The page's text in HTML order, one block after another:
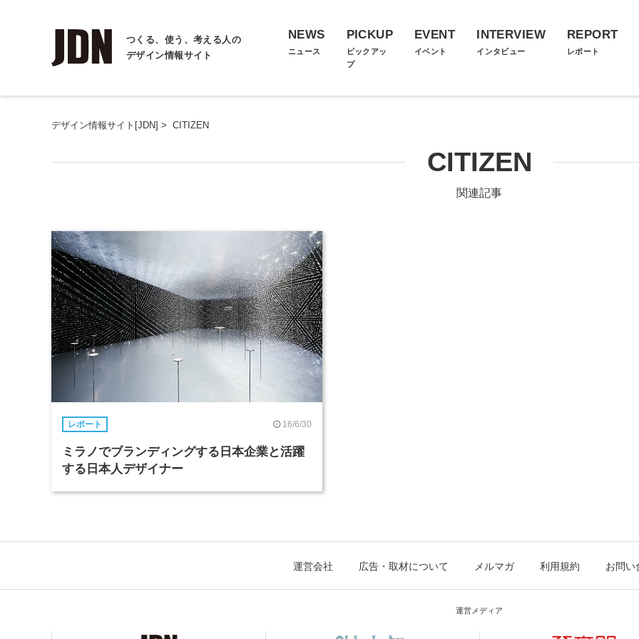
つくる、使う、考える人の
デザイン情報サイト
NEWS
ニュース
PICKUP
ピックアッ
プ
EVENT
イベント
INTERVIEW
インタビュー
REPORT
レポート
デザイン情報サイト[JDN] > CITIZEN
CITIZEN
関連記事
レポート 16/6/30
ミラノでブランディングする日本企業と活躍
する日本人デザイナー
運営会社 広告・取材について メルマガ 利用規約 お問い
運営メディア